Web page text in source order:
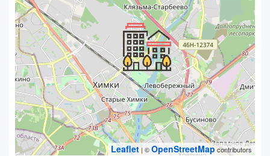
Leaflet| ©OpenStreetMapcontributors